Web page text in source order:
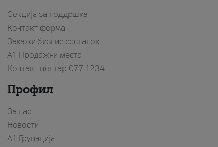
Секција за поддршка
Контакт форма
Закажи бизнис состанок
A1 Продажни места
Контакт центар 077 1234
Профил
За нас
Новости
А1 Групација